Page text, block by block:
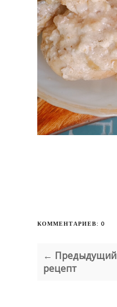
КОММЕНТАРИЕВ: 0
← Предыдущий
рецепт